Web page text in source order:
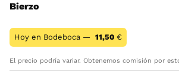
Bierzo
Hoy en Bodeboca — 11,50 €
El precio podría variar. Obtenemos comisión por